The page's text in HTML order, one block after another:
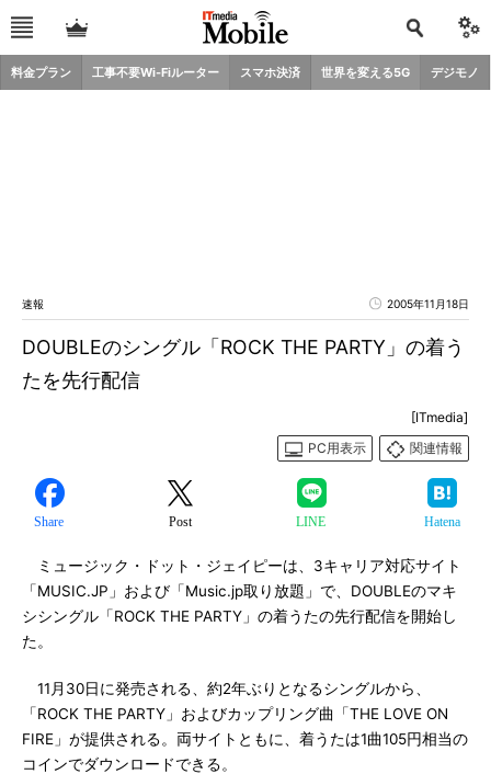
料金プラン 工事不要Wi-Fiルーター スマホ決済 世界を変える5G デジモノ
速報 2005年11月18日
DOUBLEのシングル「ROCK THE PARTY」の着う
たを先行配信
[ITmedia]
PC用表示
関連情報
Share Post LINE Hatena
ミュージック・ドット・ジェイピーは、3キャリア対応サイト
「MUSIC.JP」および「Music.jp取り放題」で、DOUBLEのマキ
シシングル「ROCK THE PARTY」の着うたの先行配信を開始し
た。
11月30日に発売される、約2年ぶりとなるシングルから、
「ROCK THE PARTY」およびカップリング曲「THE LOVE ON
FIRE」が提供される。両サイトともに、着うたは1曲105円相当の
コインでダウンロードできる。